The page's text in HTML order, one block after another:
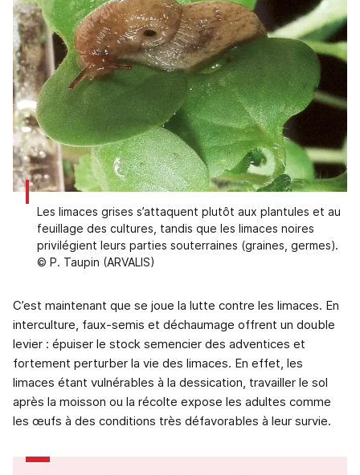
Les limaces grises s’attaquent plutôt aux plantules et au
feuillage des cultures, tandis que les limaces noires
privilégient leurs parties souterraines (graines, germes).
© P. Taupin (ARVALIS)
C’est maintenant que se joue la lutte contre les limaces. En
interculture, faux-semis et déchaumage offrent un double
levier : épuiser le stock semencier des adventices et
fortement perturber la vie des limaces. En effet, les
limaces étant vulnérables à la dessication, travailler le sol
après la moisson ou la récolte expose les adultes comme
les œufs à des conditions très défavorables à leur survie.